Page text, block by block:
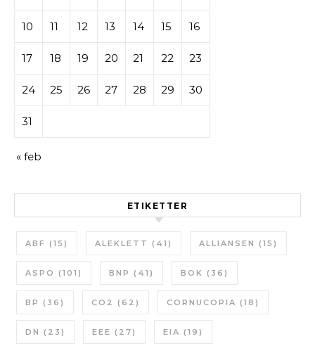
10 11 12 13 14 15 16
17 18 19 20 21 22 23
24 25 26 27 28 29 30
31
« feb
ETIKETTER
ABF (15) ALEKLETT (41) ALLIANSEN (15)
ASPO (101) BNP (41) BOK (36)
BP (36) CO2 (62) CORNUCOPIA (18)
DN (23) EEE (27) EIA (19)